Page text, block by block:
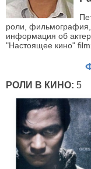
роли,
информация об
"Настоящее кино"
РОЛИ В КИНО: 5